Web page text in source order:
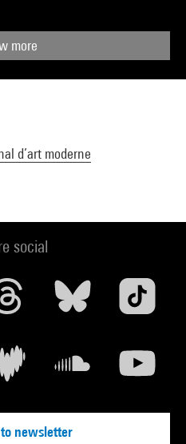
more
d’art moderne
social
newsletter